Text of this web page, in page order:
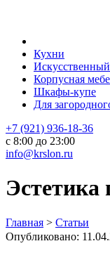
Кухни
Корпусная
Шкафы-купе
Для
+7 (921) 936-18-36
с 8:00 до 23:00
info@krslon.ru
Эстетика
Главная > Статьи
Опубликовано: